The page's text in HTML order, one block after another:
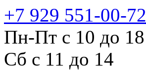
+7 929 551-00-72
Пн-Пт с 10 до 18
Сб с 11 до 14